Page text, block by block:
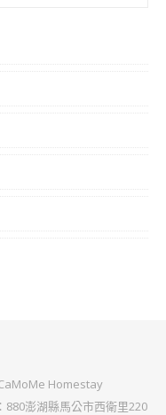
Homestay
880澎湖縣馬公市西衛里220